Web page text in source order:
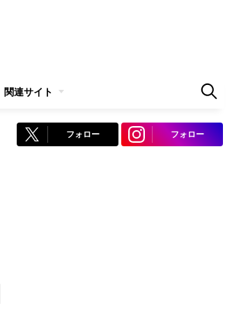
関連サイト
フォロー フォロー